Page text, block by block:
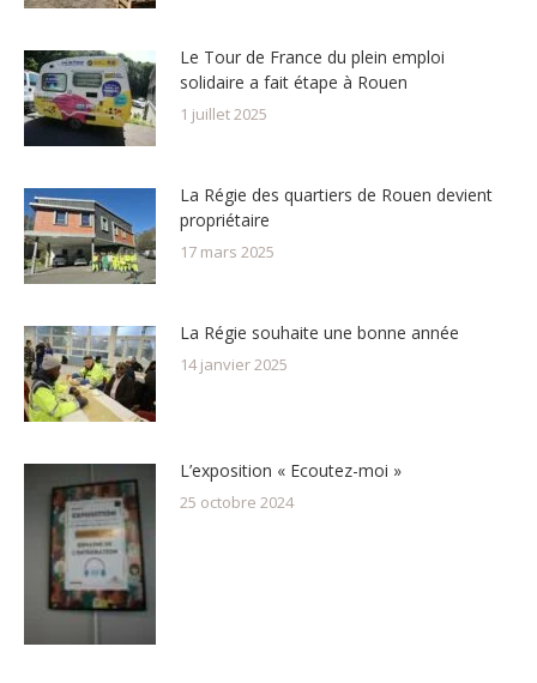
Le Tour de France du plein emploi
solidaire a fait étape à Rouen
1 juillet 2025
La Régie des quartiers de Rouen devient
propriétaire
17 mars 2025
La Régie souhaite une bonne année
14 janvier 2025
L’exposition « Ecoutez-moi »
25 octobre 2024